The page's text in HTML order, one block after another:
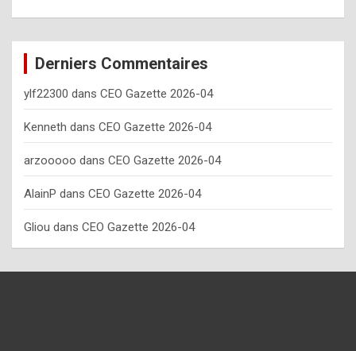
o
w
o
t
e
n
y
o
u
s
h
Derniers Commentaires
ylf22300 dans CEO Gazette 2026-04
Kenneth dans CEO Gazette 2026-04
arzooooo dans CEO Gazette 2026-04
AlainP dans CEO Gazette 2026-04
Gliou dans CEO Gazette 2026-04